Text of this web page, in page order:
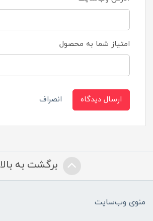
امتیاز شما به محصول
ارسال دیدگاه انصراف
برگشت به بالا
منوی وب‌سایت